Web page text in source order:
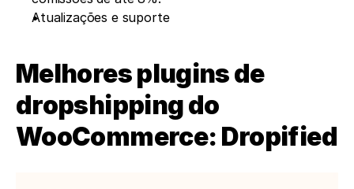
Atualizações e suporte
Melhores plugins de
dropshipping do
WooCommerce: Dropified